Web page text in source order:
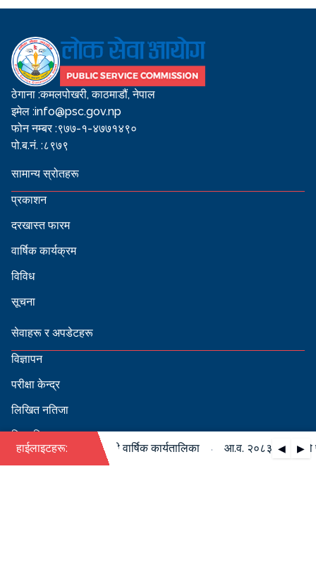
ठेगाना :कमलपोखरी, काठमाडौं, नेपाल
इमेल :info@psc.gov.np
फोन नम्बर :९७७-१-४७७१४९०
पो.ब.नं. :८९७९
सामान्य स्रोतहरू
प्रकाशन
दरखास्त फारम
वार्षिक कार्यक्रम
विविध
सूचना
सेवाहरू र अपडेटहरू
विज्ञापन
परीक्षा केन्द्र
लिखित नतिजा
सिफारिस
हाईलाइटहरू: ◀ ▶
०८४ को पदपूर्ति सम्बन्धी वार्षिक कार्यतालिका आ.व. २०८३/०८४ को